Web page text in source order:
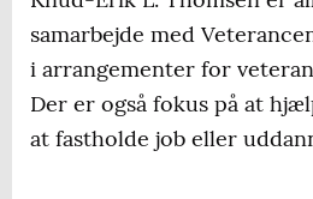
samarbejde med
i arrangementer for
Der er også fokus på at
at fastholde job eller